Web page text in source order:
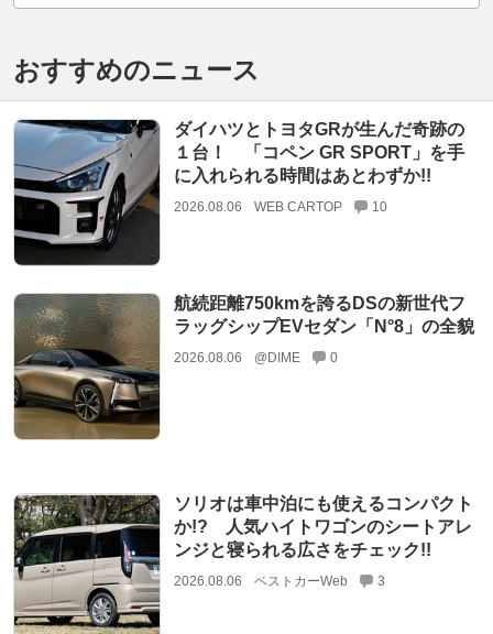
おすすめのニュース
ダイハツとトヨタGRが生んだ奇跡の
１台！ 「コペン GR SPORT」を手
に入れられる時間はあとわずか!!
2026.08.06 WEB CARTOP 10
航続距離750kmを誇るDSの新世代フ
ラッグシップEVセダン「N°8」の全貌
2026.08.06 @DIME 0
ソリオは車中泊にも使えるコンパクト
か!? 人気ハイトワゴンのシートアレ
ンジと寝られる広さをチェック!!
2026.08.06 ベストカーWeb 3